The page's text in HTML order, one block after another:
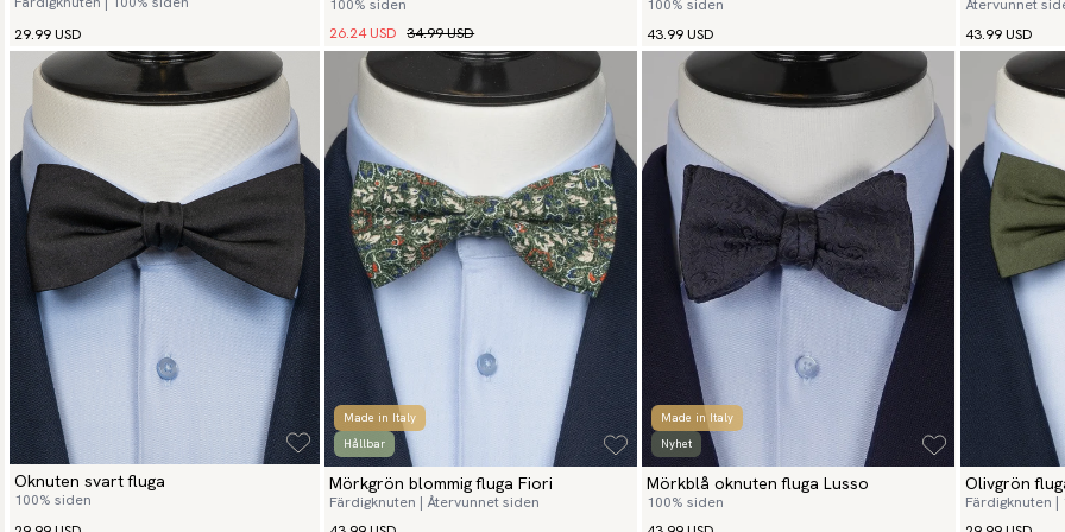
29.99 USD
100% siden
26.24 USD 34.99 USD
100% siden
43.99 USD
Återvunnet
43.99 USD
Oknuten svart fluga
100% siden
Made in Italy
Hållbar
Mörkgrön blommig fluga Fiori
Färdigknuten | Återvunnet siden
Made in Italy
Nyhet
Mörkblå oknuten fluga Lusso
100% siden
Olivgrön
Färdigknuten |